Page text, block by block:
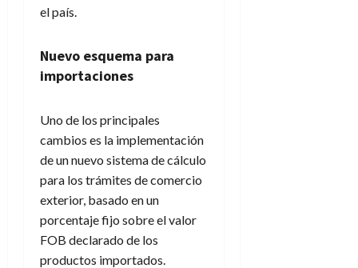
el país.
Nuevo esquema para
importaciones
Uno de los principales
cambios es la implementación
de un nuevo sistema de cálculo
para los trámites de comercio
exterior, basado en un
porcentaje fijo sobre el valor
FOB declarado de los
productos importados.